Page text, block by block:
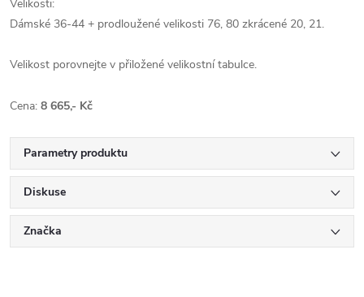
Velikosti:
Dámské 36-44 + prodloužené velikosti 76, 80 zkrácené 20, 21.
Velikost porovnejte v přiložené velikostní tabulce.
Cena: 8 665,- Kč
Parametry produktu
Diskuse
Značka